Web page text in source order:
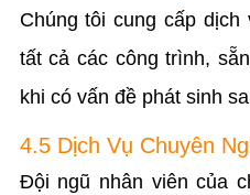
Chúng tôi cung cấp
tất cả các công trình,
khi có vấn đề phát sinh
4.5 Dịch Vụ Chuyên
Đội ngũ nhân viên của